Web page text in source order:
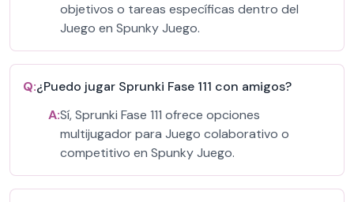
objetivos o tareas específicas dentro del
Juego en Spunky Juego.
Q:¿Puedo jugar Sprunki Fase 111 con amigos?
A:Sí, Sprunki Fase 111 ofrece opciones
multijugador para Juego colaborativo o
competitivo en Spunky Juego.